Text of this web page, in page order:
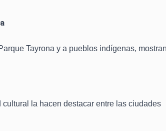
Tayrona y a pueblos indígenas,
la hacen destacar entre las ciudades